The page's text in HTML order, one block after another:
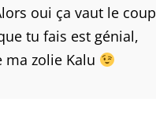
oui ça vaut le coup
tu fais est génial,
ma zolie Kalu